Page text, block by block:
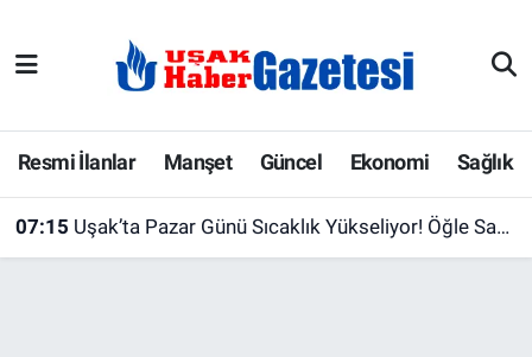
Resmi İlanlar Manşet Güncel Ekonomi Sağlık
07:15 Uşak’ta Pazar Günü Sıcaklık Yükseliyor! Öğle Saatlerine Dikkat
E-Gazete
Ekonomi
Uşak Hava Durumu
Uşak Trafik Yoğunluk Haritası